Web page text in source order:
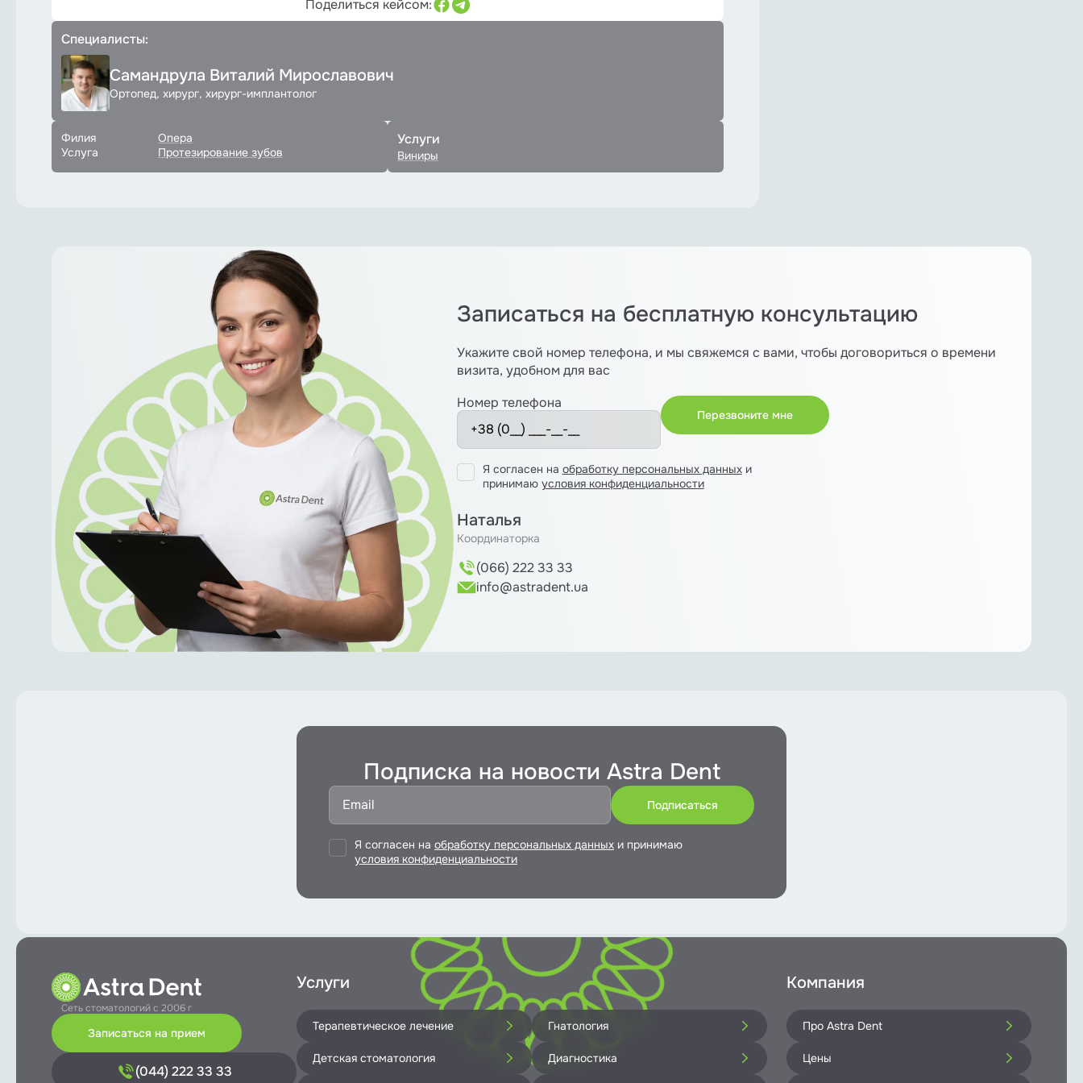
Поделиться кейсом:
Специалисты:
Самандрула Виталий Мирославович
Ортопед, хирург, хирург-имплантолог
Филия
Опера
Услуга
Протезирование зубов
Услуги
Виниры
Записаться на бесплатную консультацию
Укажите свой номер телефона, и мы свяжемся с вами, чтобы договориться о времени
визита, удобном для вас
Номер телефона
Я согласен на обработку персональных данныхи
принимаю условия конфиденциальности
Наталья
Координаторка
(066) 222 33 33
info@astradent.ua
Подписка на новости Astra Dent
Я согласен на обработку персональных данных и принимаю
условия конфиденциальности
Сеть стоматологий с 2006 г
Записаться на прием
(044) 222 33 33
Услуги
Терапевтическое лечение Гнатология
Детская стоматология Диагностика
Компания
Про Astra Dent
Цены